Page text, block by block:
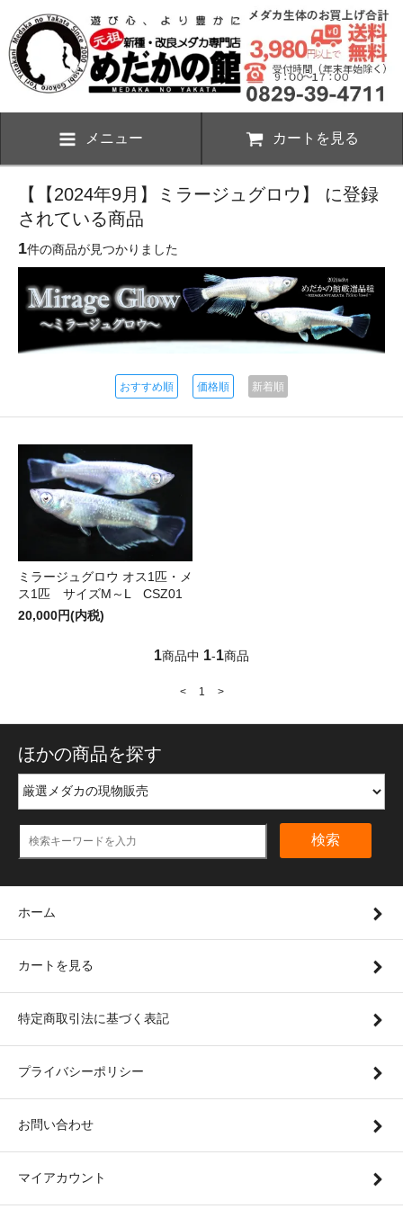
メニュー カートを見る
【【2024年9月】ミラージュグロウ】 に登録
されている商品
1件の商品が見つかりました
おすすめ順 価格順 新着順
ミラージュグロウ オス1匹・メ
ス1匹 サイズM～L CSZ01
20,000円(内税)
1商品中 1-1商品
< 1 >
ほかの商品を探す
検索
ホーム
カートを見る
特定商取引法に基づく表記
プライバシーポリシー
お問い合わせ
マイアカウント